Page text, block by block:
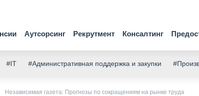
Аутсорсинг Рекрутмент Консалтинг
#IT #Административная поддержка и закупки
Независимая газета: Прогнозы по сокращениям на рынке труда